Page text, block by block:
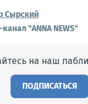
Сырский
"ANNA NEWS"
на наш
ПОДПИСАТЬСЯ